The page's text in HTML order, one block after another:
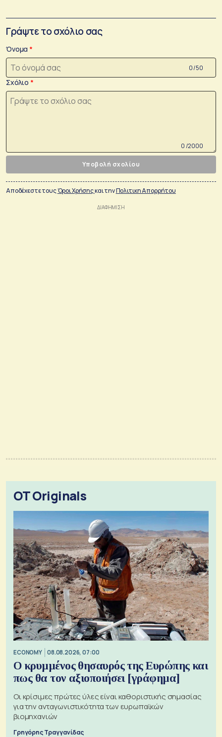
Γράψτε το σχόλιο σας
Όνομα
0 /50
Σχόλιο
0 /2000
Υποβολή σχολίου
Αποδέχεστε τουςΌροι Χρήσηςκαι τηνΠολιτικη Απορρήτου
OT Originals
ECONOMY 08.08.2026, 07:00
Ο κρυμμένος θησαυρός της Ευρώπης και
πως θα τον αξιοποιήσει [γράφημα]
Οι κρίσιμες πρώτες ύλες είναι καθοριστικής σημασίας
για την ανταγωνιστικότητα των ευρωπαϊκών
βιομηχανιών
Γρηγόρης Τραγγανίδας